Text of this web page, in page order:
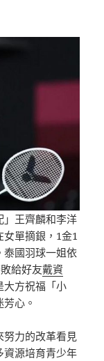
」王齊麟和李洋
單摘銀，1金1
泰國羽球一姐依
給好友戴資
大方祝福「小
心。
力的改革看見
資源培育青少年